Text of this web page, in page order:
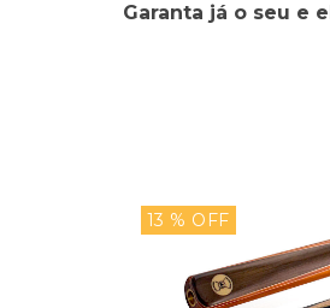
Garanta já o seu e
13 % OFF